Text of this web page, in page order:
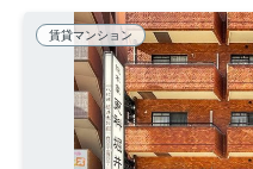
賃貸マンション